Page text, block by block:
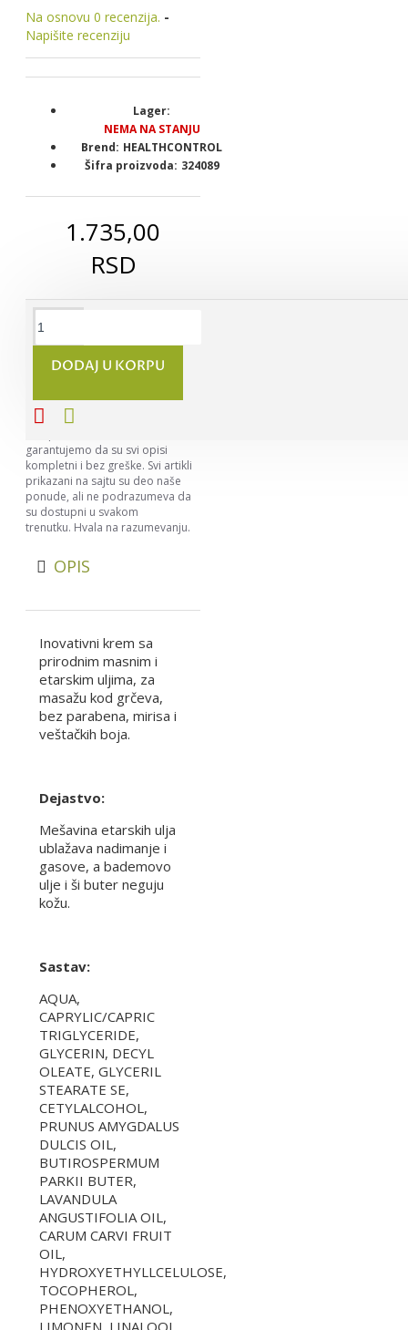
Na osnovu 0 recenzija. -
Napišite recenziju
1.735,00
RSD
Lager:
NEMA NA STANJU
Brend: HEALTHCONTROL
Šifra proizvoda: 324089
DODAJ U KORPU
Napomena:Nastojimo da
budemo što precizniji u opisu
garantujemo da su svi opisi
kompletni i bez greške. Svi artikli
prikazani na sajtu su deo naše
ponude, ali ne podrazumeva da
su dostupni u svakom
trenutku. Hvala na razumevanju.
OPIS
Inovativni krem sa
prirodnim masnim i
etarskim uljima, za
masažu kod grčeva,
bez parabena, mirisa i
veštačkih boja.
Dejastvo:
Mešavina etarskih ulja
ublažava nadimanje i
gasove, a bademovo
ulje i ši buter neguju
kožu.
Sastav:
AQUA,
CAPRYLIC/CAPRIC
TRIGLYCERIDE,
GLYCERIN, DECYL
OLEATE, GLYCERIL
STEARATE SE,
CETYLALCOHOL,
PRUNUS AMYGDALUS
DULCIS OIL,
BUTIROSPERMUM
PARKII BUTER,
LAVANDULA
ANGUSTIFOLIA OIL,
CARUM CARVI FRUIT
OIL,
HYDROXYETHYLLCELULOSE,
TOCOPHEROL,
PHENOXYETHANOL,
LIMONEN, LINALOOL,